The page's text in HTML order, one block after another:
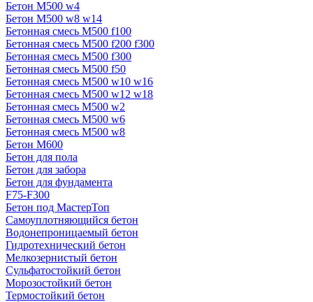
Бетон М500 w4
Бетон М500 w8 w14
Бетонная смесь М500 f100
Бетонная смесь М500 f200 f300
Бетонная смесь М500 f300
Бетонная смесь М500 f50
Бетонная смесь М500 w10 w16
Бетонная смесь М500 w12 w18
Бетонная смесь М500 w2
Бетонная смесь М500 w6
Бетонная смесь М500 w8
Бетон М600
Бетон для пола
Бетон для забора
Бетон для фундамента
F75-F300
Бетон под МастерТоп
Самоуплотняющийся бетон
Водонепроницаемый бетон
Гидротехнический бетон
Мелкозернистый бетон
Сульфатостойкий бетон
Морозостойкий бетон
Термостойкий бетон